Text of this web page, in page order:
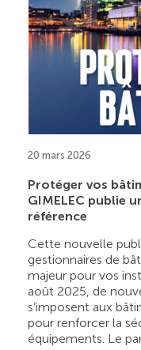
20 mars 2026
Protéger vos
GIMELEC publie
référence
Cette nouvelle
gestionnaires de
majeur pour vos
août 2025, de
s’imposent aux
pour renforcer la
équipements. Le